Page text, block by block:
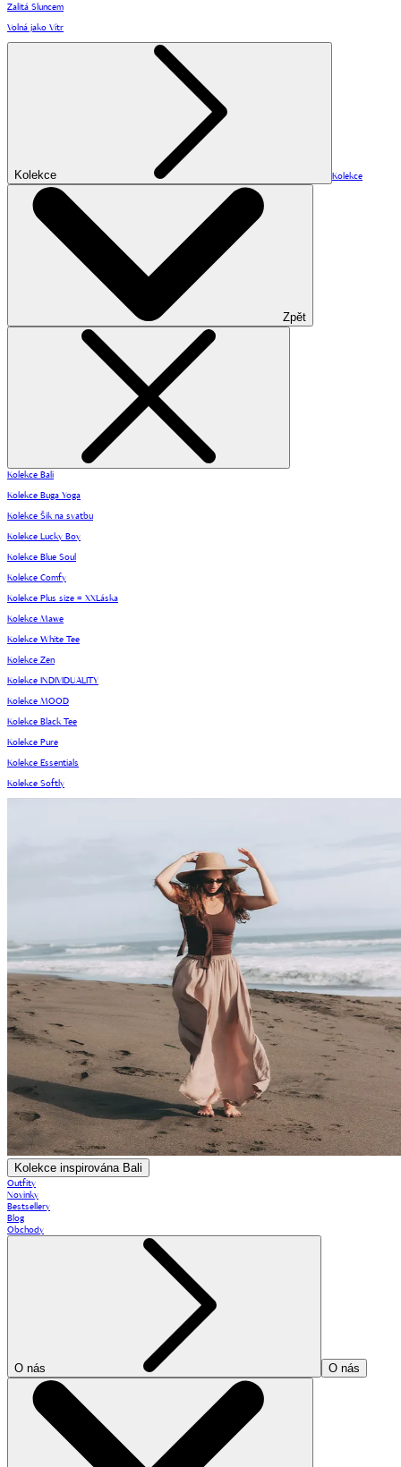
Zalitá Sluncem
Volná jako Vítr
Kolekce Kolekce
Zpět
Kolekce Bali
Kolekce Buga Yoga
Kolekce Šik na svatbu
Kolekce Lucky Boy
Kolekce Blue Soul
Kolekce Comfy
Kolekce Plus size = XXLáska
Kolekce Mawe
Kolekce White Tee
Kolekce Zen
Kolekce INDIVIDUALITY
Kolekce MOOD
Kolekce Black Tee
Kolekce Pure
Kolekce Essentials
Kolekce Softly
Kolekce inspirována Bali
Outfity
Novinky
Bestsellery
Blog
Obchody
O nás O nás